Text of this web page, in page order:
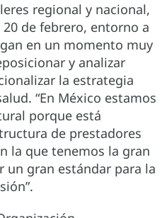
regional y nacional,
de febrero, entorno a
en un momento muy
y analizar
la estrategia
“En México estamos
porque está
de prestadores
la que tenemos la gran
un gran estándar para la